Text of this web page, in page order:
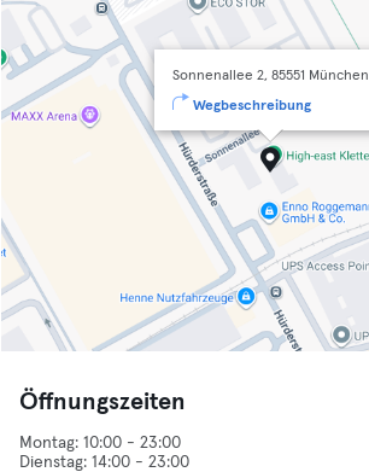
Sonnenallee 2, 85551 München
Wegbeschreibung
Öffnungszeiten
Montag: 10:00 - 23:00
Dienstag: 14:00 - 23:00